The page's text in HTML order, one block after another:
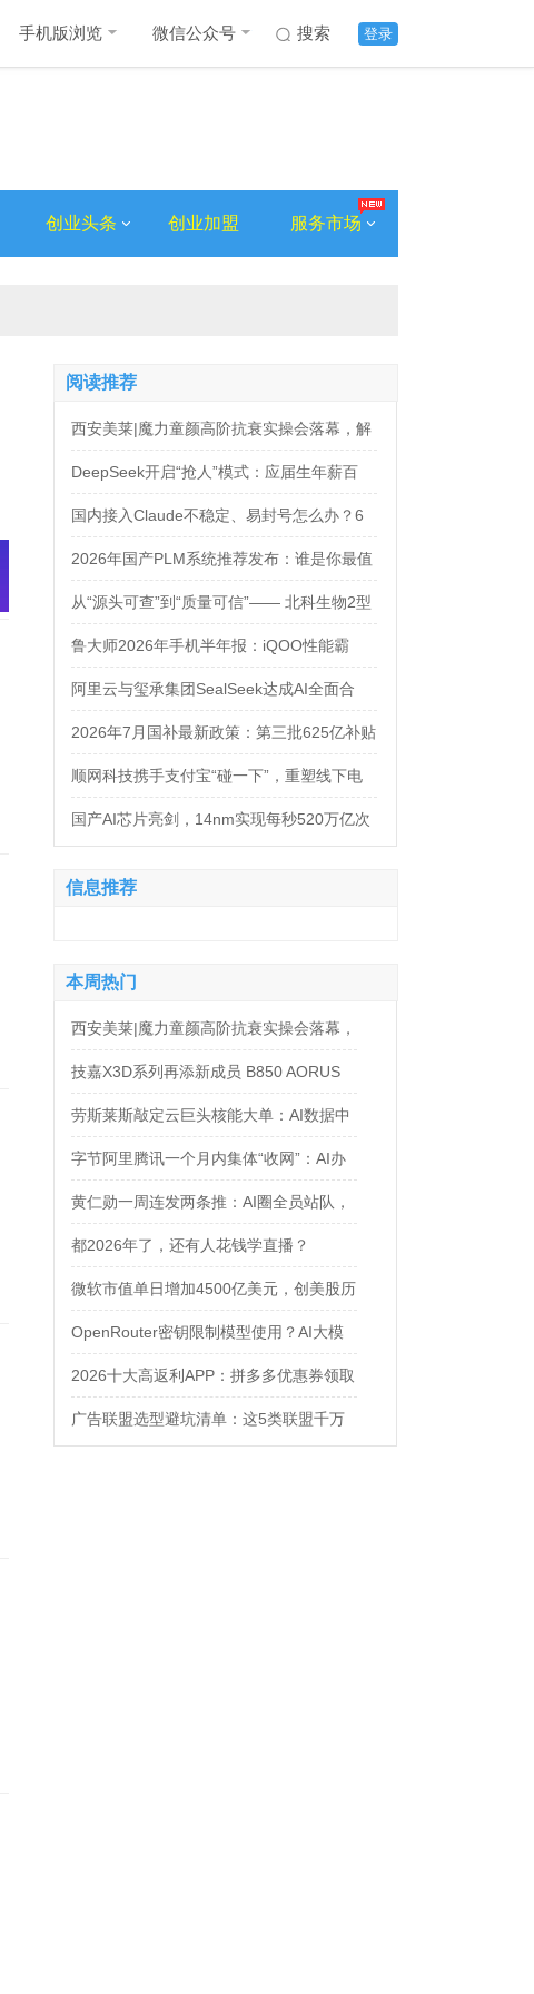
登录
搜索
手机版浏览 微信公众号
创业头条 创业加盟 服务市场
阅读推荐
西安美莱|魔力童颜高阶抗衰实操会落幕，解
锁自然年轻新姿态
DeepSeek开启“抢人”模式：应届生年薪百
万，法务岗高达160万！
国内接入Claude不稳定、易封号怎么办？6
大AI中转服务API接入对比
2026年国产PLM系统推荐发布：谁是你最值
得信赖的合作伙伴？
从“源头可查”到“质量可信”—— 北科生物2型
糖尿病项目如何实现“药品级质控”
鲁大师2026年手机半年报：iQOO性能霸
榜，天玑9500统治延续，OPPO蝉联流畅双
榜冠军
阿里云与玺承集团SealSeek达成AI全面合
作，共建电商AI新生态
2026年7月国补最新政策：第三批625亿补贴
正式落地！京东手机家电空调电脑各品类国
补怎么领？学生专属优惠补贴领取攻略来
顺网科技携手支付宝“碰一下”，重塑线下电
竞新体验
国产AI芯片亮剑，14nm实现每秒520万亿次
信息推荐
本周热门
西安美莱|魔力童颜高阶抗衰实操会落幕，
解锁自然年轻新姿态
技嘉X3D系列再添新成员 B850 AORUS
ELITE X3D主板强化性能体验
劳斯莱斯敲定云巨头核能大单：AI数据中
心太耗电，核电站都来救场了
字节阿里腾讯一个月内集体“收网”：AI办
公入口争夺战正式打响
黄仁勋一周连发两条推：AI圈全员站队，
只有Anthropic在当“孤勇者”
都2026年了，还有人花钱学直播？
微软市值单日增加4500亿美元，创美股历
史之最
OpenRouter密钥限制模型使用？AI大模
型API中转站推荐：非线智能API让
Gemini/DeepSeek调用更安全
2026十大高返利APP：拼多多优惠券领取
攻略
广告联盟选型避坑清单：这5类联盟千万